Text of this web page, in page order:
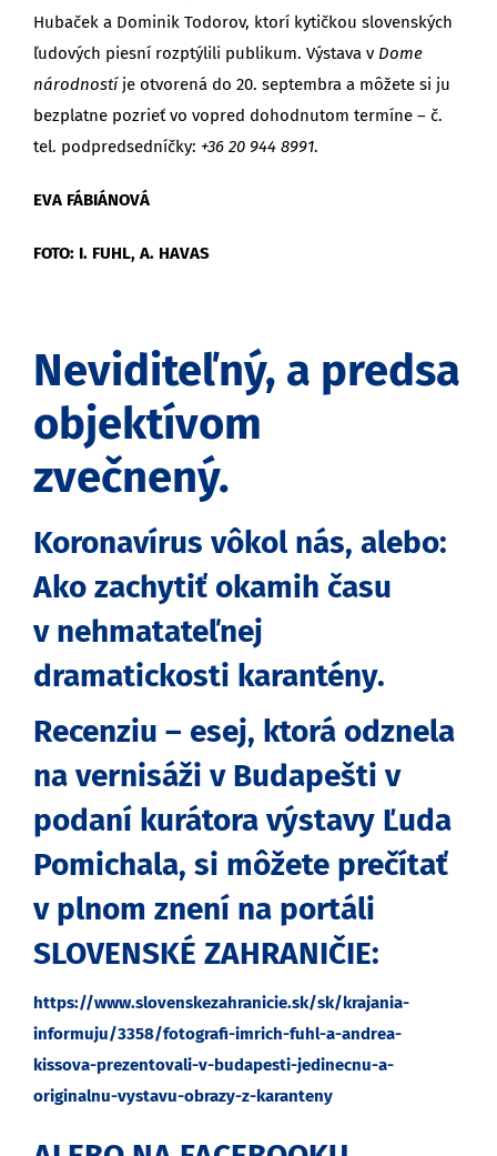
Hubaček a Dominik Todorov, ktorí kytičkou slovenských
ľudových piesní rozptýlili publikum. Výstava v Dome
národnostíje otvorená do 20. septembra a môžete si ju
bezplatne pozrieť vo vopred dohodnutom termíne – č.
tel. podpredsedníčky: +36 20 944 8991.
EVA FÁBIÁNOVÁ
FOTO: I. FUHL, A. HAVAS
Neviditeľný, a predsa
objektívom
zvečnený.
Koronavírus vôkol nás, alebo:
Ako zachytiť okamih času
v nehmatateľnej
dramatickosti karantény.
Recenziu – esej, ktorá odznela
na vernisáži v Budapešti v
podaní kurátora výstavy Ľuda
Pomichala, si môžete prečítať
v plnom znení na portáli
SLOVENSKÉ ZAHRANIČIE:
https://www.slovenskezahranicie.sk/sk/krajania-
informuju/3358/fotografi-imrich-fuhl-a-andrea-
kissova-prezentovali-v-budapesti-jedinecnu-a-
originalnu-vystavu-obrazy-z-karanteny